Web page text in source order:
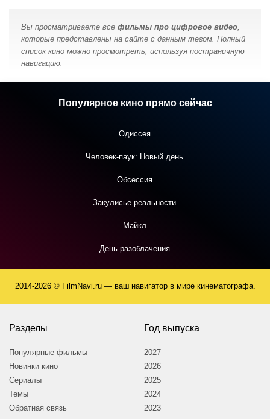
Вы просматриваете все фильмы про цифровое видео,
которые представлены на сайте с данным тегом. Полный
список кино можно просмотреть, используя постраничную
навигацию.
Популярное кино прямо сейчас
Одиссея
Человек-паук: Новый день
Обсессия
Закулисье реальности
Майкл
День разоблачения
2014-2026 © FilmNavi.ru — ваш навигатор в мире кинематографа.
Разделы
Популярные фильмы
Новинки кино
Сериалы
Темы
Обратная связь
Год выпуска
2027
2026
2025
2024
2023